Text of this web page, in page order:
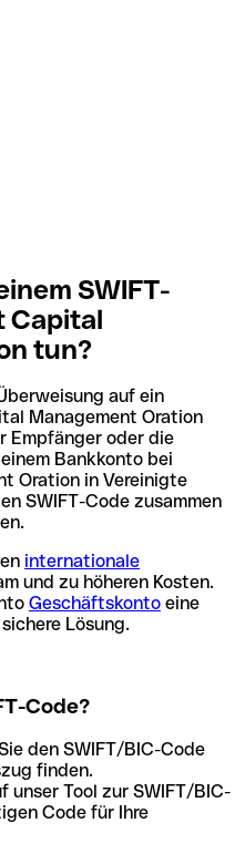
SWIFT-
Capital
tun?
auf ein
Management Oration
Empfänger oder die
Bankkonto bei
Oration in Vereinigte
SWIFT-Code zusammen
internationale
und zu höheren Kosten.
Geschäftskonto eine
Lösung.
Code?
den SWIFT/BIC-Code
finden.
unser Tool zur SWIFT/BIC-
Code für Ihre